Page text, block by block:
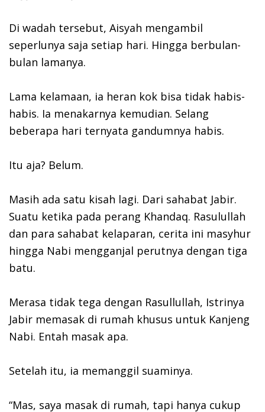
Di wadah tersebut, Aisyah mengambil
seperlunya saja setiap hari. Hingga berbulan-
bulan lamanya.
Lama kelamaan, ia heran kok bisa tidak habis-
habis. Ia menakarnya kemudian. Selang
beberapa hari ternyata gandumnya habis.
Itu aja? Belum.
Masih ada satu kisah lagi. Dari sahabat Jabir.
Suatu ketika pada perang Khandaq. Rasulullah
dan para sahabat kelaparan, cerita ini masyhur
hingga Nabi mengganjal perutnya dengan tiga
batu.
Merasa tidak tega dengan Rasullullah, Istrinya
Jabir memasak di rumah khusus untuk Kanjeng
Nabi. Entah masak apa.
Setelah itu, ia memanggil suaminya.
“Mas, saya masak di rumah, tapi hanya cukup